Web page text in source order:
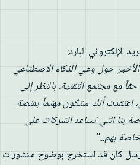
البارد:
حول وعي الذكاء الاصطناعي
مع مجتمع التقنية. بالنظر إلى
اعتقدت أنك ستكون مهتماً بمنصة
بنا التي تساعد الشركات على
بهم..."
كان قد استخرج بوضوح منشورات